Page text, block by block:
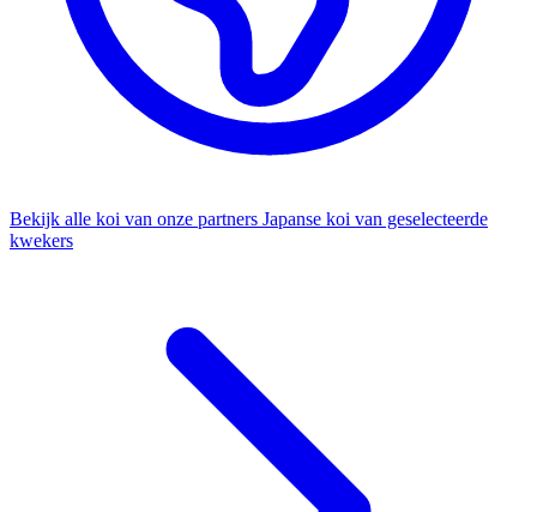
Bekijk alle koi van onze partners Japanse koi van geselecteerde
kwekers